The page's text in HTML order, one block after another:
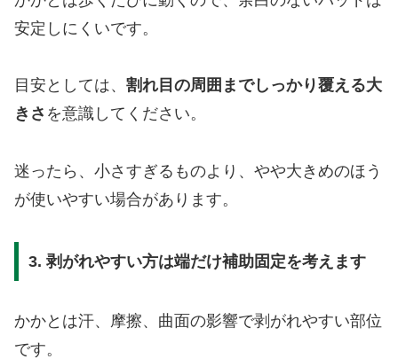
安定しにくいです。
目安としては、 割れ目の周囲までしっかり覆える大
きさ を意識してください。
迷ったら、小さすぎるものより、やや大きめのほう
が使いやすい場合があります。
3. 剥がれやすい方は端だけ補助固定を考えます
かかとは汗、摩擦、曲面の影響で剥がれやすい部位
です。